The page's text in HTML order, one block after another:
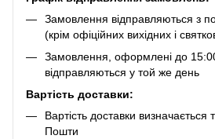
Замовлення відправляються з
(крім офіційних вихідних і
Замовлення, оформлені до
відправляються у той же день
Вартість доставки:
Вартість доставки
Пошти